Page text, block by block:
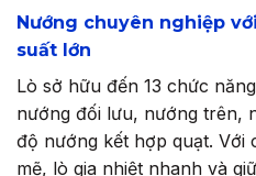
Nướng chuyên nghiệp
suất lớn
Lò sở hữu đến 13 chức
nướng đối lưu, nướng trên,
độ nướng kết hợp quạt. Với
mẽ, lò gia nhiệt nhanh và